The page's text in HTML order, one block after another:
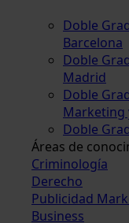
Doble
Barcelona
Doble
Madrid
Doble
Marketing
Doble
Áreas de
Criminología
Derecho
Publicidad
Business